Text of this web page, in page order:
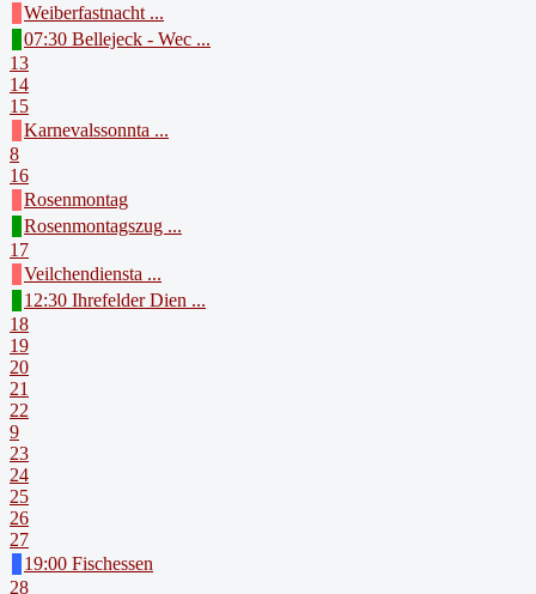
Weiberfastnacht ...
07:30 Bellejeck - Wec ...
13
14
15
Karnevalssonnta ...
8
16
Rosenmontag
Rosenmontagszug ...
17
Veilchendiensta ...
12:30 Ihrefelder Dien ...
18
19
20
21
22
9
23
24
25
26
27
19:00 Fischessen
28